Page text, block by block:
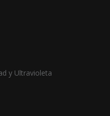
y Ultravioleta